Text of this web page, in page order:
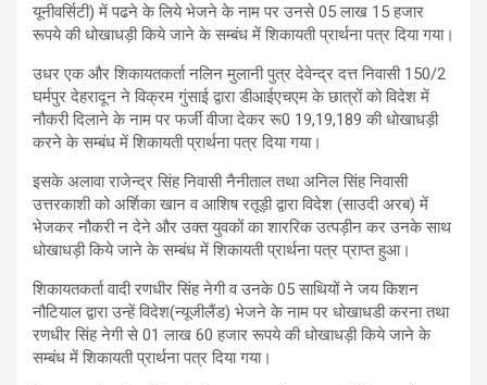
यूनीवर्सिटी) में पढने के लिये भेजने के नाम पर उनसे 05 लाख 15 हजार
रूपये की धोखाधड़ी किये जाने के सम्बंध में शिकायती प्रार्थना पत्र दिया गया।
उधर एक और शिकायतकर्ता नलिन मुलानी पुत्र देवेन्द्र दत्त निवासी 150/2
घर्मपुर देहरादून ने विक्रम गुंसाई द्वारा डीआईएचएम के छात्रों को विदेश में
नौकरी दिलाने के नाम पर फर्जी वीजा देकर रू0 19,19,189 की धोखाधड़ी
करने के सम्बंध में शिकायती प्रार्थना पत्र दिया गया।
इसके अलावा राजेन्द्र सिंह निवासी नैनीताल तथा अनिल सिंह निवासी
उत्तरकाशी को अर्शिका खान व आशिष रतूड़ी द्वारा विदेश (साउदी अरब) में
भेजकर नौकरी न देने और उक्त युवकों का शाररिक उत्पड़ीन कर उनके साथ
धोखाधड़ी किये जाने के सम्बंध में शिकायती प्रार्थना पत्र प्राप्त हुआ।
शिकायतकर्ता वादी रणधीर सिंह नेगी व उनके 05 साथियों ने जय किशन
नौटियाल द्वारा उन्हें विदेश(न्यूजीलैंड) भेजने के नाम पर धोखाधडी करना तथा
रणधीर सिंह नेगी से 01 लाख 60 हजार रूपये की धोखाधड़ी किये जाने के
सम्बंध में शिकायती प्रार्थना पत्र दिया गया।